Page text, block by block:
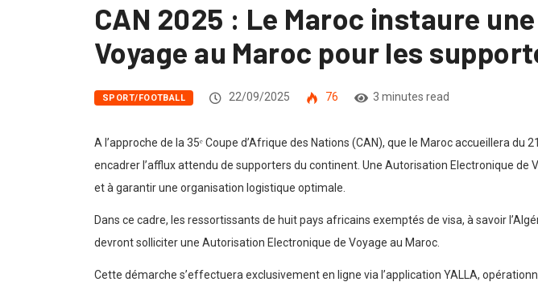
CAN 2025 : Le Maroc instaure
Voyage au Maroc pour les
SPORT/FOOTBALL 22/09/2025 76 3 minutes read
A l’approche de la 35ᵉ Coupe d’Afrique des Nations (CAN), que le Maroc accueillera
encadrer l’afflux attendu de supporters du continent. Une Autorisation Electronique
et à garantir une organisation logistique optimale.
Dans ce cadre, les ressortissants de huit pays africains exemptés de visa, à savoir
devront solliciter une Autorisation Electronique de Voyage au Maroc.
Cette démarche s’effectuera exclusivement en ligne via l’application YALLA,